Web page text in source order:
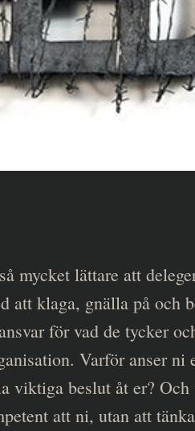
mycket lättare att
att klaga, gnälla på och
för vad de tycker
Varför anser ni
viktiga beslut åt er?
att ni, utan att